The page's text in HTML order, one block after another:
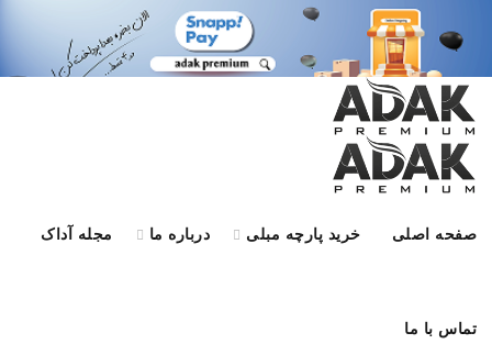
صفحه اصلی خرید پارچه مبلی درباره ما مجله آداک
تماس با ما